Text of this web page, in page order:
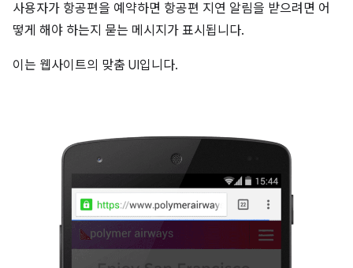
사용자가 항공편을 예약하면 항공편 지연 알림을 받으려면 어
떻게 해야 하는지 묻는 메시지가 표시됩니다.
이는 웹사이트의 맞춤 UI입니다.